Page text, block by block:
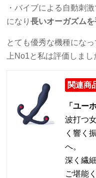
・バイブによる自動刺
になり長いオーガズム
とても優秀な機種にな
上No1と私は評価しまし
関連商
「ユー
波打つ
く響く
へ。
深く繊
ご堪能